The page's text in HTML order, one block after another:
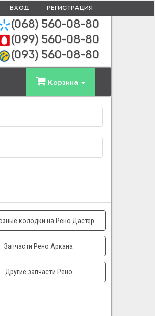
ВХОД РЕГИСТРАЦИЯ
(068) 560-08-80
(099) 560-08-80
(093) 560-08-80
Корзина
колодки на Рено Дастер
Запчасти Рено Аркана
Другие запчасти Рено